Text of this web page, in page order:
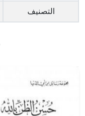
التصنيف